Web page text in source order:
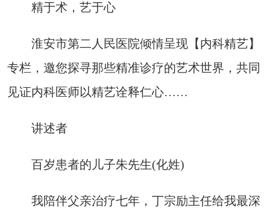
精于术，艺于心
淮安市第二人民医院倾情呈现【内科精艺】
专栏，邀您探寻那些精准诊疗的艺术世界，共同
见证内科医师以精艺诠释仁心……
讲述者
百岁患者的儿子朱先生(化姓)
我陪伴父亲治疗七年，丁宗励主任给我最深